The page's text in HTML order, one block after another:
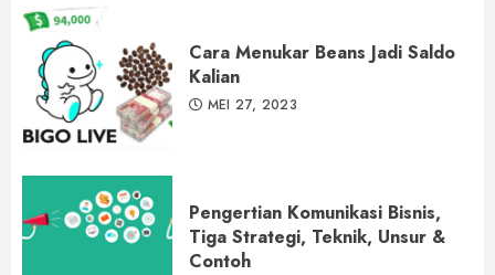
Cara Menukar Beans Jadi Saldo
Kalian
MEI 27, 2023
Pengertian Komunikasi Bisnis,
Tiga Strategi, Teknik, Unsur &
Contoh